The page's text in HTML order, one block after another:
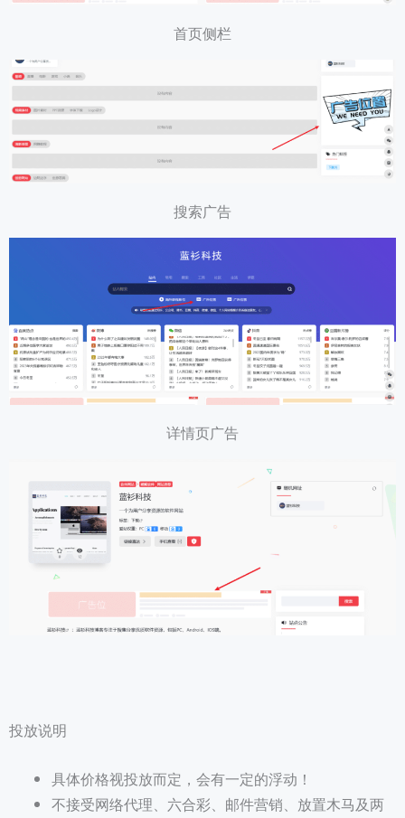
首页侧栏
搜索广告
详情页广告
投放说明
具体价格视投放而定，会有一定的浮动！
不接受网络代理、六合彩、邮件营销、放置木马及两